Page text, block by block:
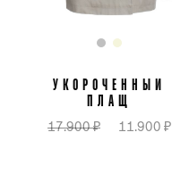
УКОРОЧЕННЫЙ
ПЛАЩ
17.900 ₽ 11.900 ₽